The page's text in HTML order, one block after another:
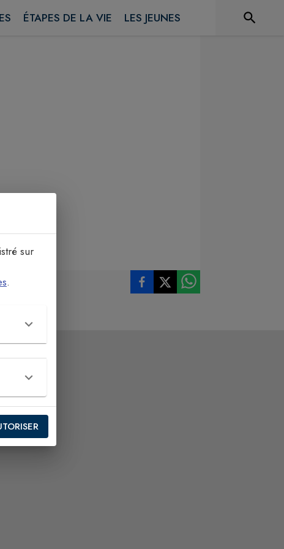
ÉTAPES DE LA VIE LES JEUNES
sur
.